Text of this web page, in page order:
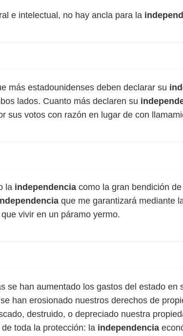
e intelectual, no hay ancla para la
más estadounidenses deben declarar su
lados. Cuanto más declaren su
sus votos con razón en lugar de con
la independencia como la gran bendición
que me garantizará mediante
vivir en un páramo yermo.
se han aumentado los gastos del estado en
han erosionado nuestros derechos de
destruido, o depreciado nuestra
toda la protección: la independencia